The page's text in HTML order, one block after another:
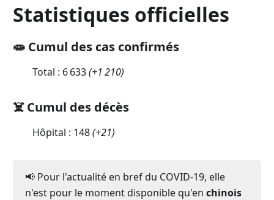
Statistiques officielles
🧫 Cumul des cas confirmés
Total : 6 633(+1 210)
☠️ Cumul des décès
Hôpital : 148(+21)
📢 Pour l'actualité en bref du COVID-19, elle
n'est pour le moment disponible qu'en chinois